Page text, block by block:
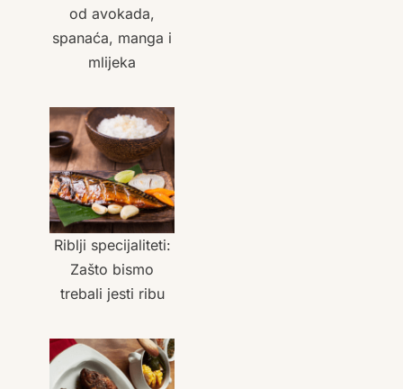
od avokada,
spanaća, manga i
mlijeka
Riblji specijaliteti:
Zašto bismo
trebali jesti ribu